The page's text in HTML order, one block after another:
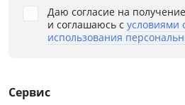
Тип спального места
Высокие ножки
Даю согласие на
и соглашаюсь с условиями
использования
Сервис